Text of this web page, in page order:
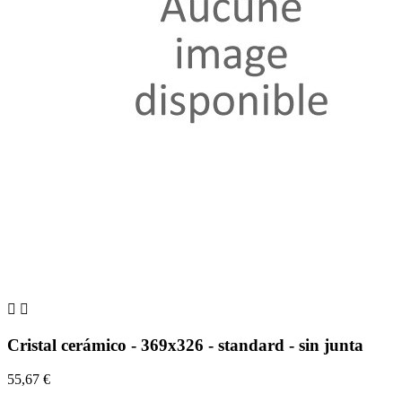
 
Cristal cerámico - 369x326 - standard - sin junta
55,67 €